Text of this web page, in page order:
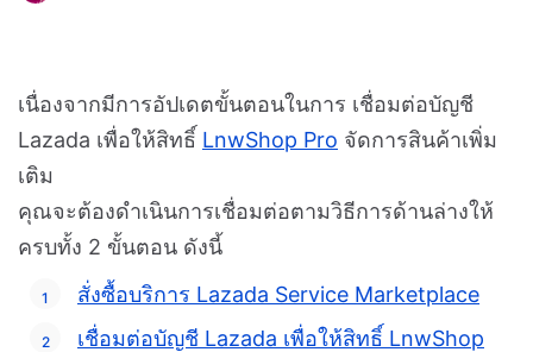
เนื่องจากมีการอัปเดตขั้นตอนในการ เชื่อมต่อบัญชี
Lazada เพื่อให้สิทธิ์ LnwShop Pro จัดการสินค้าเพิ่ม
เติม
คุณจะต้องดำเนินการเชื่อมต่อตามวิธีการด้านล่างให้
ครบทั้ง 2 ขั้นตอน ดังนี้
สั่งซื้อบริการ Lazada Service Marketplace
เชื่อมต่อบัญชี Lazada เพื่อให้สิทธิ์ LnwShop